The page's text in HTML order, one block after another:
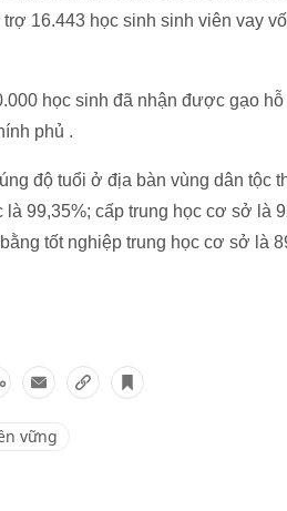
16.443 học sinh sinh viên vay
học sinh đã nhận được gạo
phủ .
độ tuổi ở địa bàn vùng dân tộc
99,35%; cấp trung học cơ sở là
tốt nghiệp trung học cơ sở là
vững